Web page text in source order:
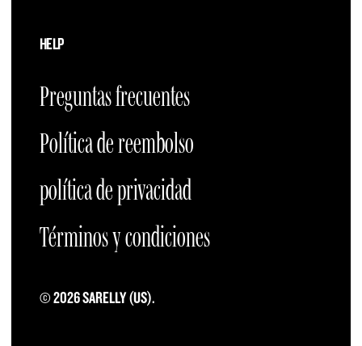
HELP
Preguntas frecuentes
Política de reembolso
política de privacidad
Términos y condiciones
© 2026 SARELLY (US).